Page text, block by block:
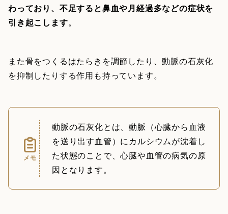
わっており、不足すると鼻血や月経過多などの症状を
引き起こします。
また骨をつくるはたらきを調節したり、動脈の石灰化
を抑制したりする作用も持っています。
メモ
動脈の石灰化とは、動脈（心臓から血液
を送り出す血管）にカルシウムが沈着し
た状態のことで、心臓や血管の病気の原
因となります。